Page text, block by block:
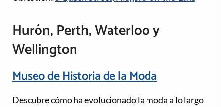
Hurón, Perth, Waterloo y
Wellington
Museo de Historia de la Moda
Descubre cómo ha evolucionado la moda a lo largo